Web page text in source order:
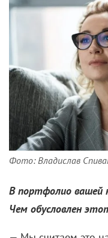
Фото: Владислав
В портфолио вашей
Чем обусловлен